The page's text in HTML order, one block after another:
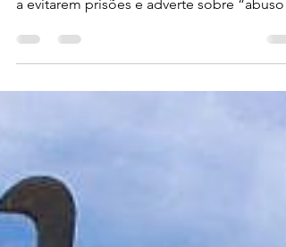
das polícias durante o "Abril
Vermelho" do MST
Comunicado oficial do Ministério do